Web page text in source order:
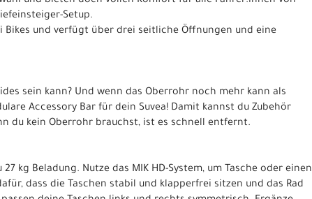
Setup.
Bikes und verfügt über drei seitliche Öffnungen und eine
sein kann? Und wenn das Oberrohr noch mehr kann als
Accessory Bar für dein Suvea! Damit kannst du Zubehör
du kein Oberrohr brauchst, ist es schnell entfernt.
kg Beladung. Nutze das MIK HD-System, um Tasche oder einen
dass die Taschen stabil und klapperfrei sitzen und das Rad